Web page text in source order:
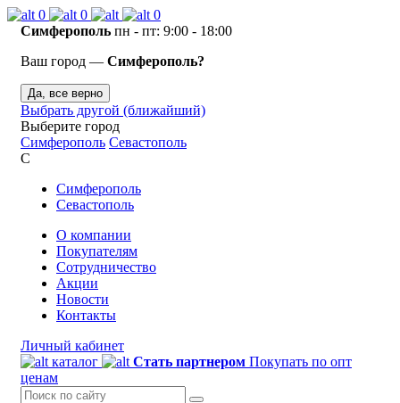
0 0
0
Симферополь пн - пт: 9:00 - 18:00
Ваш город — Симферополь?
Да, все верно
Выбрать другой (ближайший)
Выберите город
Симферополь Севастополь
С
Симферополь
Севастополь
О компании
Покупателям
Сотрудничество
Акции
Новости
Контакты
Личный кабинет
каталог
Стать партнером Покупать по опт
ценам